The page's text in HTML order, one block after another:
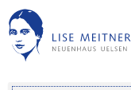
Skip
to
content